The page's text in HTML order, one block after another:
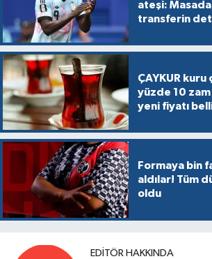
ateşi:
transferin
ÇAYKUR kuru
yüzde 10 zam
yeni fiyatı
Formaya bin
aldılar! Tüm
oldu
EDITÖR HAKKINDA